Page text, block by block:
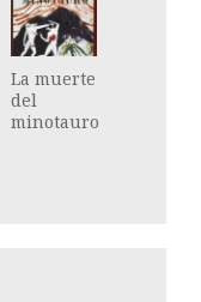
La muerte
del
minotauro